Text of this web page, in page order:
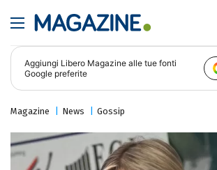
Aggiungi Libero Magazine alle tue fonti
Google preferite
Magazine News Gossip